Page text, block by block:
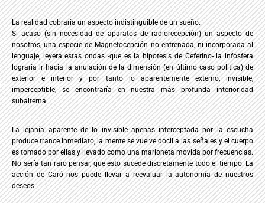
La realidad cobraría un aspecto indistinguible de un sueño.
Si acaso (sin necesidad de aparatos de radiorecepción) un aspecto de
nosotros, una especie de Magnetocepción no entrenada, ni incorporada al
lenguaje, leyera estas ondas -que es la hipotesis de Ceferino- la infosfera
lograría ir hacia la anulación de la dimensión (en último caso política) de
exterior e interior y por tanto lo aparentemente externo, invisible,
imperceptible, se encontraría en nuestra más profunda interioridad
subalterna.
La lejanía aparente de lo invisible apenas interceptada por la escucha
produce trance inmediato, la mente se vuelve docil a las señales y el cuerpo
es tomado por ellas y llevado como una marioneta movida por frecuencias.
No sería tan raro pensar, que esto sucede discretamente todo el tiempo. La
acción de Caró nos puede llevar a reevaluar la autonomía de nuestros
deseos.